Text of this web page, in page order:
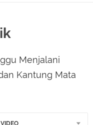
Menjalani
Kantung Mata